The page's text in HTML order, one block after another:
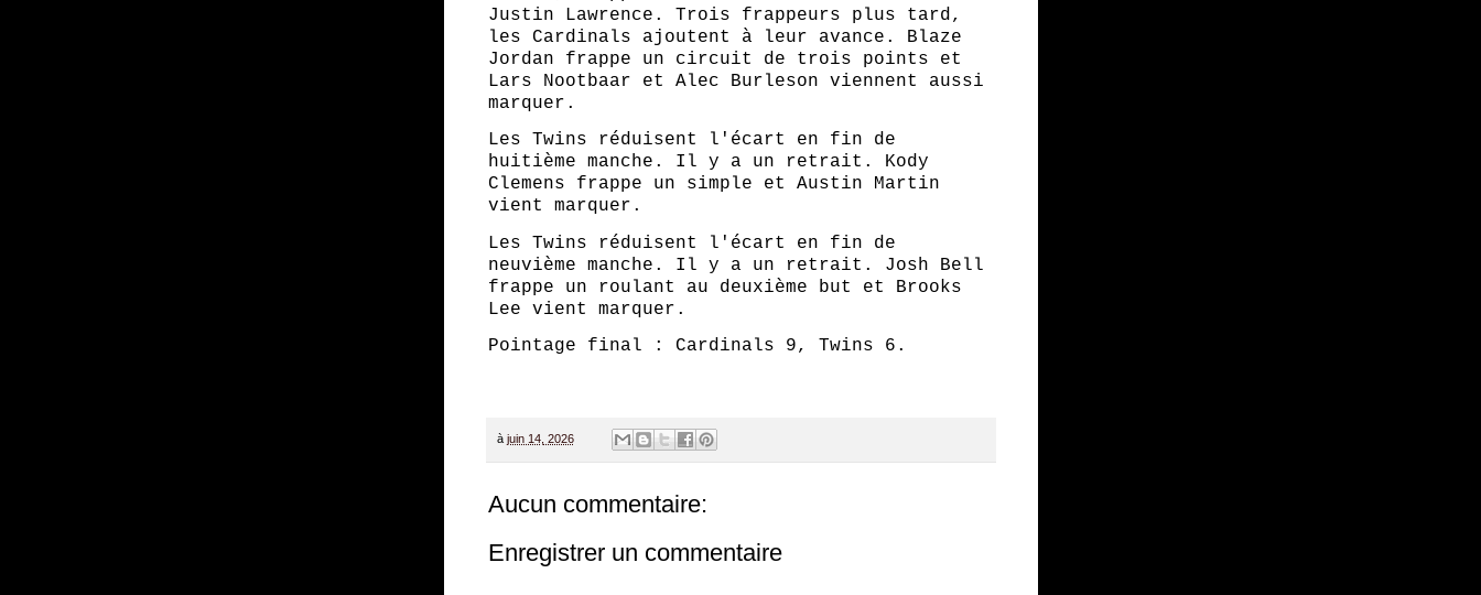
Justin Lawrence. Trois frappeurs plus tard,
les Cardinals ajoutent à leur avance. Blaze
Jordan frappe un circuit de trois points et
Lars Nootbaar et Alec Burleson viennent aussi
marquer.
Les Twins réduisent l'écart en fin de
huitième manche. Il y a un retrait. Kody
Clemens frappe un simple et Austin Martin
vient marquer.
Les Twins réduisent l'écart en fin de
neuvième manche. Il y a un retrait. Josh Bell
frappe un roulant au deuxième but et Brooks
Lee vient marquer.
Pointage final : Cardinals 9, Twins 6.
à juin 14, 2026
Aucun commentaire:
Enregistrer un commentaire